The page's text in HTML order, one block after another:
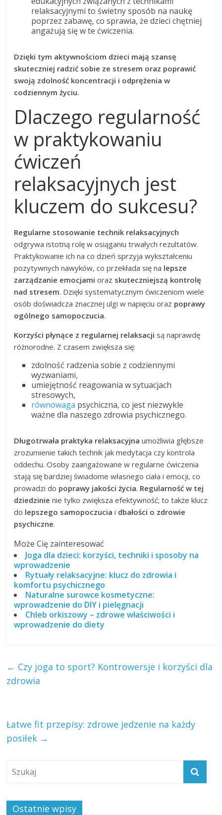
relaksacyjnymi to świetny sposób na naukę
poprzez zabawę, co sprawia, że dzieci chętniej
angażują się w te ćwiczenia.
Dzięki tym aktywnościom dzieci mają szansę
skuteczniej radzić sobie ze stresem oraz poprawić
swoją zdolność koncentracji i odprężenia w
codziennym życiu.
Dlaczego regularność
w praktykowaniu
ćwiczeń
relaksacyjnych jest
kluczem do sukcesu?
Regularne stosowanie technik relaksacyjnych
odgrywa istotną rolę w osiąganiu trwałych rezultatów.
Praktykowanie ich na co dzień sprzyja wykształceniu
pozytywnych nawyków, co przekłada się na lepsze
zarządzanie emocjami oraz skuteczniejszą kontrolę
nad stresem. Dzięki systematycznym ćwiczeniom wiele
osób doświadcza znacznej ulgi w napięciu oraz poprawy
ogólnego samopoczucia.
Korzyści płynące z regularnej relaksacji są naprawdę
różnorodne. Z czasem zwiększa się:
zdolność radzenia sobie z codziennymi
wyzwaniami,
umiejętność reagowania w sytuacjach
stresowych,
równowaga psychiczna, co jest niezwykle
ważne dla naszego zdrowia psychicznego.
Długotrwała praktyka relaksacyjna umożliwia głębsze
zrozumienie takich technik jak medytacja czy kontrola
oddechu. Osoby zaangażowane w regularne ćwiczenia
stają się bardziej świadome własnego ciała i emocji, co
prowadzi do poprawy jakości życia. Regularność w tej
dziedzinie nie tylko zwiększa efektywność; to także klucz
do lepszego samopoczucia i dbałości o zdrowie
psychiczne.
Może Cię zainteresować
Joga dla dzieci: korzyści, techniki i sposoby na
wprowadzenie
Rytuały relaksacyjne: klucz do zdrowia i
komfortu psychicznego
Naturalne surowce kosmetyczne:
wprowadzenie do DIY i pielęgnacji
Chleb orkiszowy – zdrowe właściwości i
wprowadzenie do diety
← Czy joga to sport? Kontrowersje i korzyści dla
zdrowia
Łatwe fit przepisy: zdrowe jedzenie na każdy
posiłek →
Ostatnie wpisy